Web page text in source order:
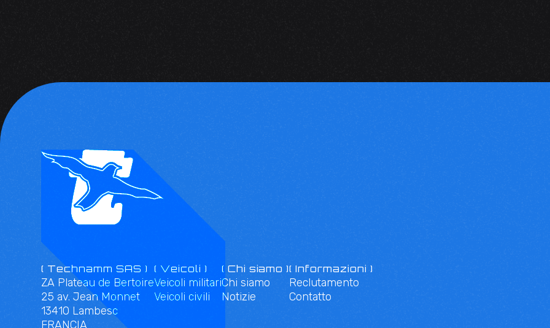
( Technamm SAS )
ZA Plateau de Bertoire
25 av. Jean Monnet
13410 Lambesc
FRANCIA
( Veicoli )
Veicoli militari
Veicoli civili
( Chi siamo )
Chi siamo
Notizie
( Informazioni )
Reclutamento
Contatto